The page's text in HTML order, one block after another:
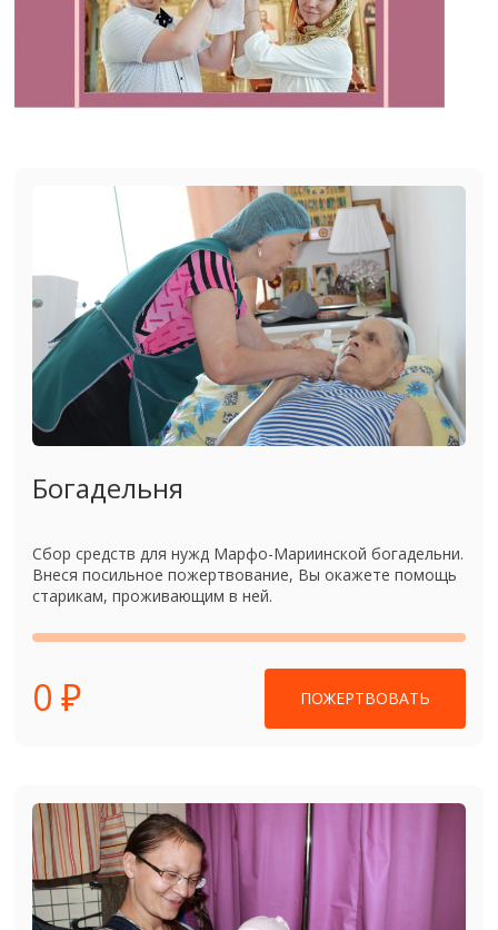
Богадельня
Сбор средств для нужд Марфо-Мариинской богадельни.
Внеся посильное пожертвование, Вы окажете помощь
старикам, проживающим в ней.
0 ₽ ПОЖЕРТВОВАТЬ